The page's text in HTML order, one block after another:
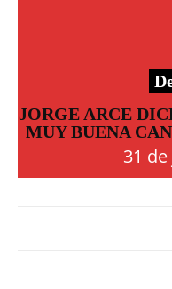
JORGE ARCE
MUY BUENA
31